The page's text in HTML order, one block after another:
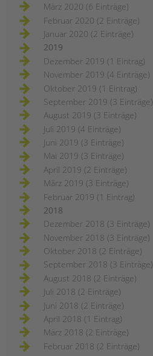
März 2020 (6 Einträge)
Februar 2020 (2 Einträge)
Januar 2020 (2 Einträge)
2019
Dezember 2019 (1 Eintrag)
November 2019 (4 Einträge)
Oktober 2019 (1 Eintrag)
September 2019 (3 Einträge)
August 2019 (3 Einträge)
Juli 2019 (4 Einträge)
Juni 2019 (3 Einträge)
Mai 2019 (3 Einträge)
April 2019 (2 Einträge)
März 2019 (3 Einträge)
Februar 2019 (1 Eintrag)
2018
Dezember 2018 (3 Einträge)
November 2018 (3 Einträge)
Oktober 2018 (2 Einträge)
September 2018 (3 Einträge)
August 2018 (2 Einträge)
Juli 2018 (2 Einträge)
Juni 2018 (2 Einträge)
April 2018 (1 Eintrag)
März 2018 (2 Einträge)
Februar 2018 (2 Einträge)